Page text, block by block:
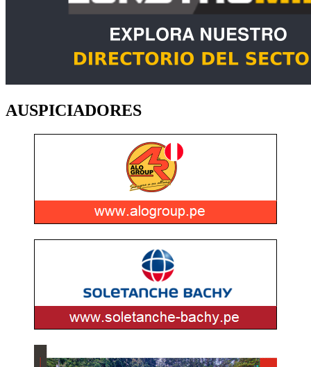
AUSPICIADORES